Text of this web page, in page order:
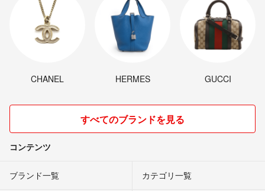
CHANEL HERMES GUCCI
すべてのブランドを見る
コンテンツ
ブランド一覧 カテゴリ一覧